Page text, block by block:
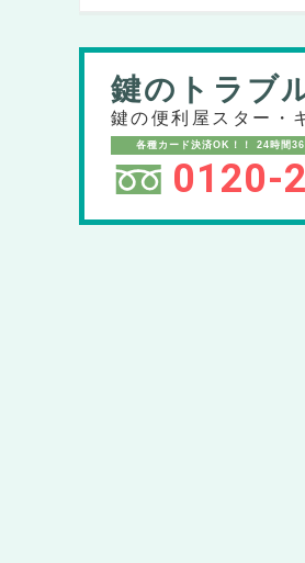
鍵のトラブ
鍵の便利屋スター・
各種カード決済OK！！ 24時間
0120-